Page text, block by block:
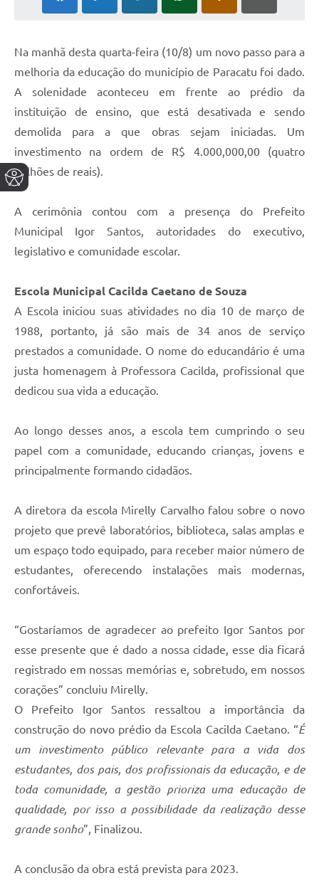
Na manhã desta quarta-feira (10/8) um novo passo para a
melhoria da educação do município de Paracatu foi dado.
A solenidade aconteceu em frente ao prédio da
instituição de ensino, que está desativada e sendo
demolida para a que obras sejam iniciadas. Um
investimento na ordem de R$ 4.000,000,00 (quatro
milhões de reais).
A cerimônia contou com a presença do Prefeito
Municipal Igor Santos, autoridades do executivo,
legislativo e comunidade escolar.
Escola Municipal Cacilda Caetano de Souza
A Escola iniciou suas atividades no dia 10 de março de
1988, portanto, já são mais de 34 anos de serviço
prestados a comunidade. O nome do educandário é uma
justa homenagem à Professora Cacilda, profissional que
dedicou sua vida a educação.
Ao longo desses anos, a escola tem cumprindo o seu
papel com a comunidade, educando crianças, jovens e
principalmente formando cidadãos.
A diretora da escola Mirelly Carvalho falou sobre o novo
projeto que prevê laboratórios, biblioteca, salas amplas e
um espaço todo equipado, para receber maior número de
estudantes, oferecendo instalações mais modernas,
confortáveis.
“Gostaríamos de agradecer ao prefeito Igor Santos por
esse presente que é dado a nossa cidade, esse dia ficará
registrado em nossas memórias e, sobretudo, em nossos
corações” concluiu Mirelly.
O Prefeito Igor Santos ressaltou a importância da
construção do novo prédio da Escola Cacilda Caetano. “É
um investimento público relevante para a vida dos
estudantes, dos pais, dos profissionais da educação, e de
toda comunidade, a gestão prioriza uma educação de
qualidade, por isso a possibilidade da realização desse
grande sonho”, Finalizou.
A conclusão da obra está prevista para 2023.